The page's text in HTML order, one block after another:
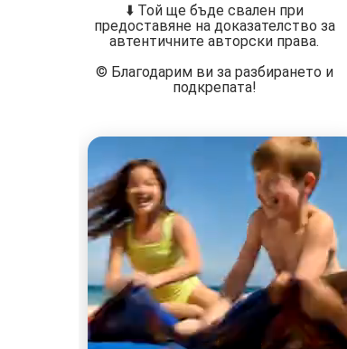
⬇️ Той ще бъде свален при
предоставяне на доказателство за
автентичните авторски права.
©️ Благодарим ви за разбирането и
подкрепата!